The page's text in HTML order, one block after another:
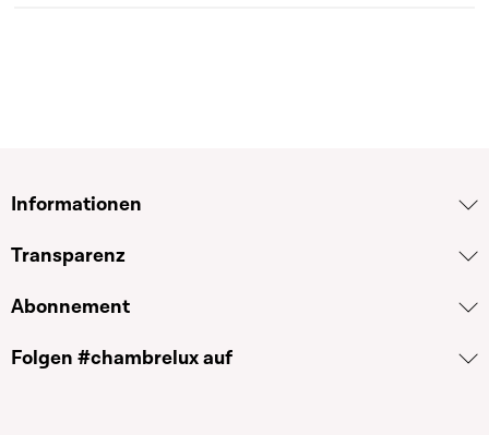
Informationen
Transparenz
Abonnement
Folgen #chambrelux auf